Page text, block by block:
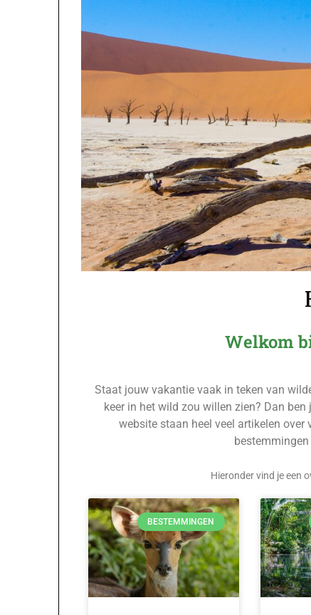
Welkom
Staat jouw vakantie vaak in teken van
keer in het wild zou willen zien? Dan
website staan heel veel artikelen
Hieronder vind je een
BESTEMMINGEN